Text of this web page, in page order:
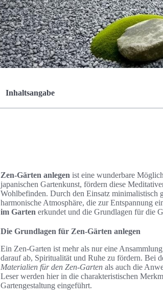
Inhaltsangabe
Zen-Gärten anlegen ist eine wunderbare
japanischen Gartenkunst, fördern diese
Wohlbefinden. Durch den Einsatz minimalistisch
harmonische Atmosphäre, die zur Entspannung
im Garten erkundet und die Grundlagen für die
Die Grundlagen für Zen-Gärten anlegen
Ein Zen-Garten ist mehr als nur eine
darauf ab, Spiritualität und Ruhe zu fördern. Bei
Materialien für den Zen-Garten als auch die
Leser werden hier in die charakteristischen
Gartengestaltung eingeführt.